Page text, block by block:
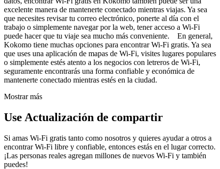
excelente manera de mantenerte conectado mientras viajas. Ya sea
que necesites revisar tu correo electrónico, ponerte al día con el
trabajo o simplemente navegar por la web, tener acceso a Wi-Fi
puede hacer que tu viaje sea mucho más conveniente. En general,
Kokomo tiene muchas opciones para encontrar Wi-Fi gratis. Ya sea
que uses una aplicación de mapas de Wi-Fi, visites lugares populares
o simplemente estés atento a los negocios con letreros de Wi-Fi,
seguramente encontrarás una forma confiable y económica de
mantenerte conectado mientras estés en la ciudad.
Mostrar más
Use Actualización de compartir
Si amas Wi-Fi gratis tanto como nosotros y quieres ayudar a otros a
encontrar Wi-Fi libre y confiable, entonces estás en el lugar correcto.
¡Las personas reales agregan millones de nuevos Wi-Fi y también
puedes!